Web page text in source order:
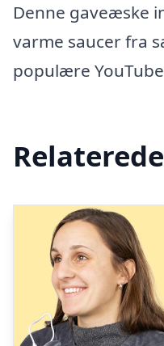
Denne gaveæske
varme saucer fra
populære